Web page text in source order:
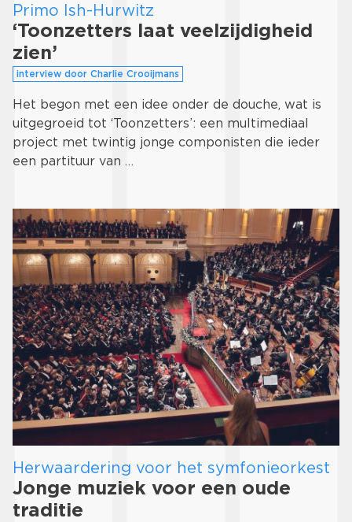
Primo Ish-Hurwitz
‘Toonzetters laat veelzijdigheid
zien’
interview door Charlie Crooijmans
Het begon met een idee onder de douche, wat is
uitgegroeid tot ‘Toonzetters’: een multimediaal
project met twintig jonge componisten die ieder
een partituur van …
Herwaardering voor het symfonieorkest
Jonge muziek voor een oude
traditie